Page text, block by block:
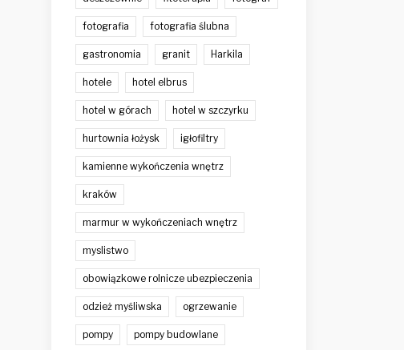
fotografia fotografia ślubna
gastronomia granit Harkila
hotele hotel elbrus
hotel w górach hotel w szczyrku
hurtownia łożysk igłofiltry
kamienne wykończenia wnętrz
kraków
marmur w wykończeniach wnętrz
myslistwo
obowiązkowe rolnicze ubezpieczenia
odzież myśliwska ogrzewanie
pompy pompy budowlane